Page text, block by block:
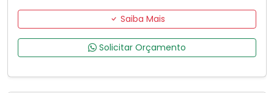
Saiba Mais
Solicitar Orçamento